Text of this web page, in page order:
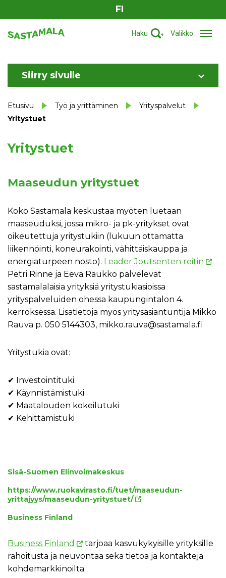
FI
Haku Valikko
Etusivu Työ ja yrittäminen
Yrityspalvelut
Yritystuet
Siirry sivulle
Yritystuet
Maaseudun yritystuet
Koko Sastamala keskustaa myöten luetaan
maaseuduksi, jossa mikro- ja pk-yritykset ovat
oikeutettuja yritystukiin (lukuun ottamatta
liikennöinti, koneurakointi, vähittäiskauppa ja
energiaturpeen nosto). Leader Joutsenten reitin
Petri Rinne ja Eeva Raukko palvelevat
sastamalalaisia yrityksiä yritystukiasioissa
yrityspalveluiden ohessa kaupungintalon 4.
kerroksessa. Lisätietoja myös yritysasiantuntija Mikko
Rauva p. 050 5144303, mikko.rauva@sastamala.fi
Yritystukia ovat:
✔ Investointituki
✔ Käynnistämistuki
✔ Maatalouden kokeilutuki
✔ Kehittämistuki
Sisä-Suomen Elinvoimakeskus
https://www.ruokavirasto.fi/tuet/maaseudun-
yrittajyys/maaseudun-yritystuet/
Business Finland
Business Finland
tarjoaa kasvukykyisille yrityksille
rahoitusta ja neuvontaa sekä tietoa ja kontakteja
kohdemarkkinoilta.